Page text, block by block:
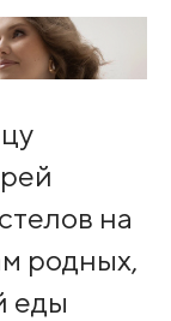
на
родных,
еды